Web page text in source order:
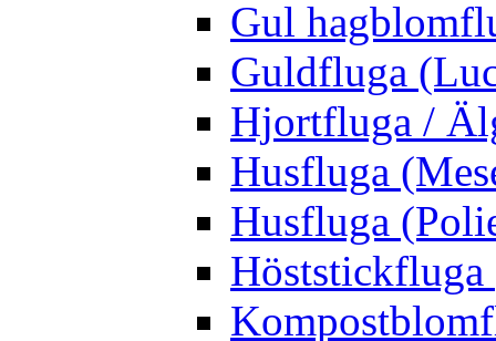
Gul
Guldfluga
Hjortfluga /
Husfluga
Husfluga
Höststickfluga